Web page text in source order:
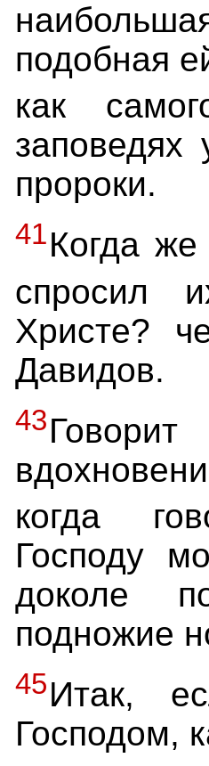
подобная
как
заповедях
пророки.
41Когда
спросил
Христе?
Давидов.
43
когда
Господу
доколе
подножие
45Итак,
Господом,